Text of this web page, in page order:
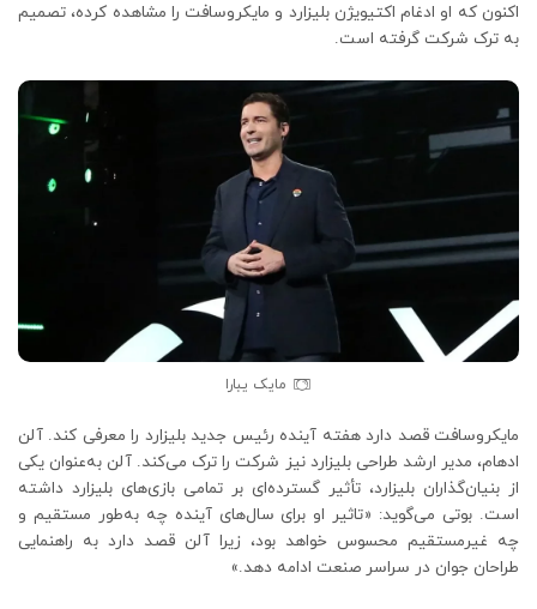
اکنون که او ادغام اکتیویژن بلیزارد و مایکروسافت را مشاهده کرده، تصمیم
به ترک شرکت گرفته است.
مایک یبارا
مایکروسافت قصد دارد هفته آینده رئیس جدید بلیزارد را معرفی کند. آلن
ادهام، مدیر ارشد طراحی بلیزارد نیز شرکت را ترک می‌کند. آلن به‌عنوان یکی
از بنیان‌گذاران بلیزارد، تأثیر گسترده‌ای بر تمامی بازی‌های بلیزارد داشته
است. بوتی می‌گوید: «تاثیر او برای سال‌های آینده چه به‌طور مستقیم و
چه غیرمستقیم محسوس خواهد بود، زیرا آلن قصد دارد به راهنمایی
طراحان جوان در سراسر صنعت ادامه دهد.»